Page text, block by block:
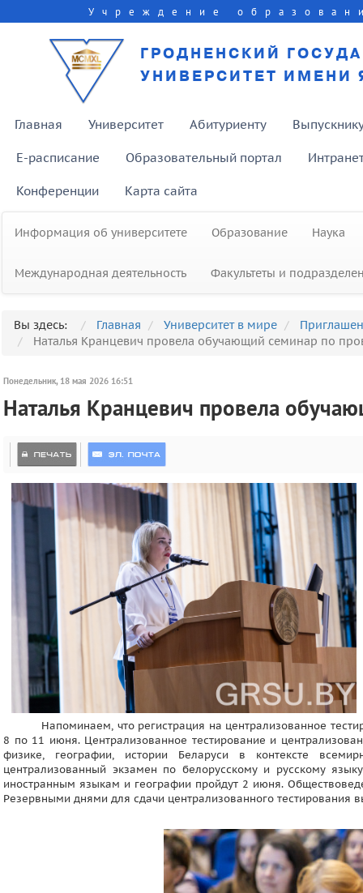
Учреждение
ГРОДНЕНСКИЙ
УНИВЕРСИТЕТ ИМЕНИ
Главная Университет Абитуриенту
E-расписание Образовательный портал
Конференции Карта сайта
Информация об университете Образование Наука
Международная деятельность Факультеты и
Вы здесь: Главная Университет в мире
Наталья Кранцевич провела обучающий семинар по
Понедельник, 18 мая 2026 16:51
Наталья Кранцевич провела
Напоминаем, что регистрация на централизованное
8 по 11 июня. Централизованное тестирование и
физике, географии, истории Беларуси в контексте
централизованный экзамен по белорусскому и русскому
иностранным языкам и географии пройдут 2 июня.
Резервными днями для сдачи централизованного тестирования